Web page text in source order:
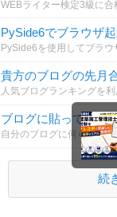
PySide6でブラウザ
ブログに貼っている
続